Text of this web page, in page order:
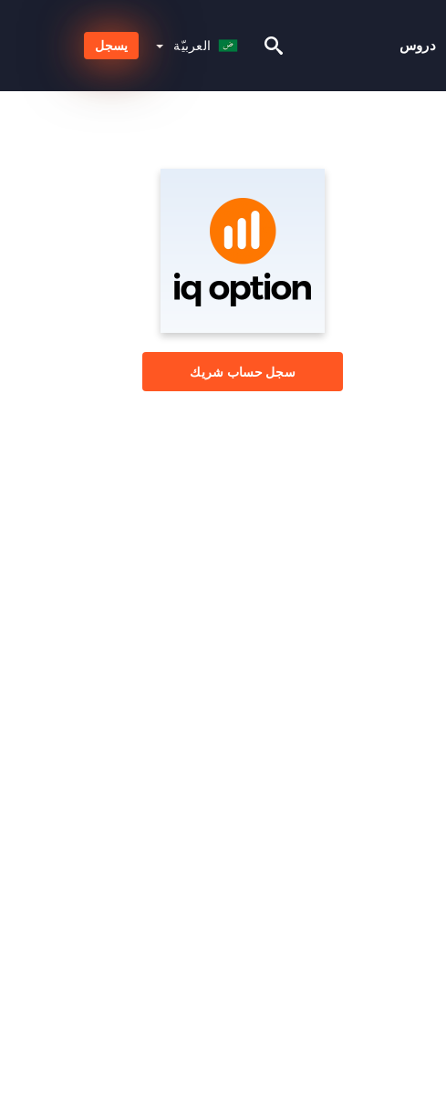
دروس العربيّة يسجل
سجل حساب شريك